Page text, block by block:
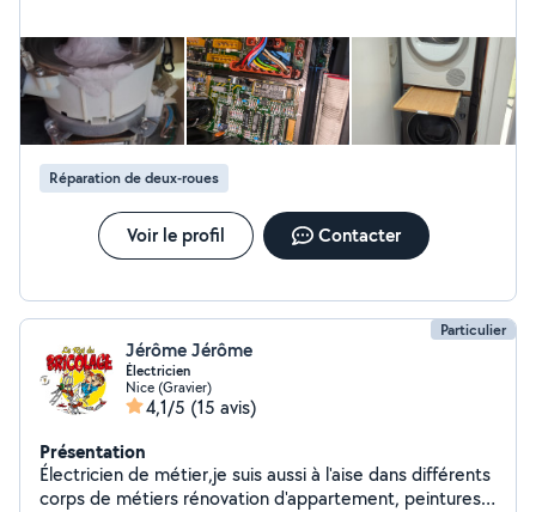
Réparation de deux-roues
Voir le profil Contacter
Particulier
Jérôme Jérôme
Électricien
Nice (Gravier)
4,1/5 (15 avis)
Présentation
Électricien de métier,je suis aussi à l'aise dans différents
corps de métiers rénovation d'appartement, peintures,